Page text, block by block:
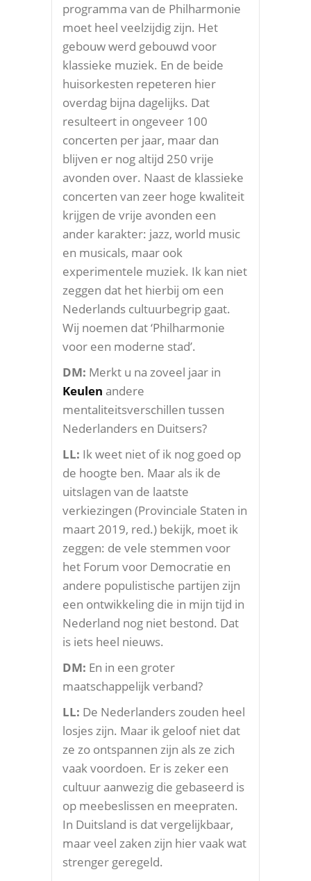
programma van de Philharmonie
moet heel veelzijdig zijn. Het
gebouw werd gebouwd voor
klassieke muziek. En de beide
huisorkesten repeteren hier
overdag bijna dagelijks. Dat
resulteert in ongeveer 100
concerten per jaar, maar dan
blijven er nog altijd 250 vrije
avonden over. Naast de klassieke
concerten van zeer hoge kwaliteit
krijgen de vrije avonden een
ander karakter: jazz, world music
en musicals, maar ook
experimentele muziek. Ik kan niet
zeggen dat het hierbij om een
Nederlands cultuurbegrip gaat.
Wij noemen dat ‘Philharmonie
voor een moderne stad’.
DM: Merkt u na zoveel jaar in
Keulen andere
mentaliteitsverschillen tussen
Nederlanders en Duitsers?
LL: Ik weet niet of ik nog goed op
de hoogte ben. Maar als ik de
uitslagen van de laatste
verkiezingen (Provinciale Staten in
maart 2019, red.) bekijk, moet ik
zeggen: de vele stemmen voor
het Forum voor Democratie en
andere populistische partijen zijn
een ontwikkeling die in mijn tijd in
Nederland nog niet bestond. Dat
is iets heel nieuws.
DM: En in een groter
maatschappelijk verband?
LL: De Nederlanders zouden heel
losjes zijn. Maar ik geloof niet dat
ze zo ontspannen zijn als ze zich
vaak voordoen. Er is zeker een
cultuur aanwezig die gebaseerd is
op meebeslissen en meepraten.
In Duitsland is dat vergelijkbaar,
maar veel zaken zijn hier vaak wat
strenger geregeld.